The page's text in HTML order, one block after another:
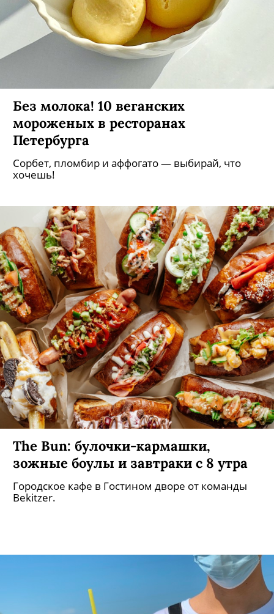
Без молока! 10 веганских
мороженых в ресторанах
Петербурга
Сорбет, пломбир и аффогато — выбирай, что
The Bun: булочки-кармашки,
зожные боулы и завтраки с 8 утра
Городское кафе в Гостином дворе от команды